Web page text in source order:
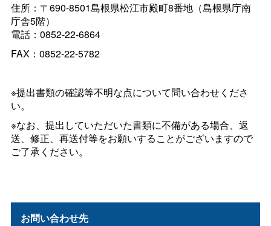
住所：〒690-8501島根県松江市殿町8番地（島根県庁南
庁舎5階）
電話：0852-22-6864
FAX：0852-22-5782
※提出書類の確認等不明な点について問い合わせくださ
い。
※なお、提出していただいた書類に不備がある場合、返
送、修正、再送付等をお願いすることがございますので
ご了承ください。
お問い合わせ先